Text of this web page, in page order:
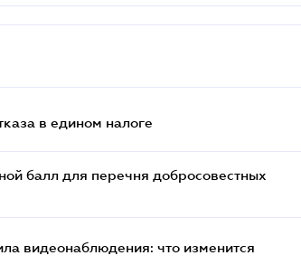
в едином налоге
балл для перечня добросовестных
видеонаблюдения: что изменится